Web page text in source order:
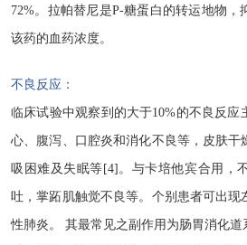
72%。拉帕替尼是P-糖蛋白的转运地物，
该药的血药浓度。
不良反应：
临床试验中观察到的大于10%的不良反应
心、腹泻、口腔炎和消化不良等，皮肤干
吸困难及失眠等[4]。与卡培他宾合用，
吐，掌跖肌触觉不良等。个别患者可出现
性肺炎。 其最常见之副作用为肠胃消化